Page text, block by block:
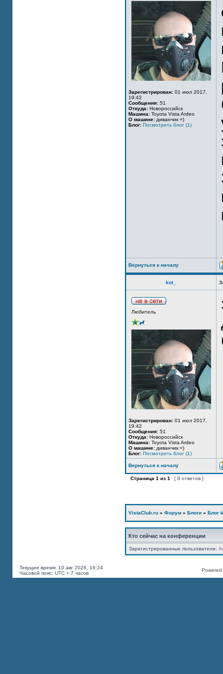
Зарегистрирован: 01 июл 2017,
19:42
Сообщения: 51
Откуда: Новороссийск
Машина: Toyota Vista Ardeo
О машине: диванчик =)
Блог: Посмотреть блог (1)
Вернуться к началу
kot_
Любитель
Зарегистрирован: 01 июл 2017,
19:42
Сообщения: 51
Откуда: Новороссийск
Машина: Toyota Vista Ardeo
О машине: диванчик =)
Блог: Посмотреть блог (1)
Вернуться к началу
Страница 1 из 1 [ 8 ответов ]
VistaClub.ru » Форум » Блоги » Блог
Кто сейчас на конференции
Зарегистрированные пользователи:
Текущее время: 10 авг 2026, 16:24
Часовой пояс: UTC + 7 часов